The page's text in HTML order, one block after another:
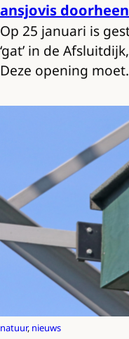
ansjovis
Op 25 januari is
‘gat’ in de
Deze opening
natuur, nieuws